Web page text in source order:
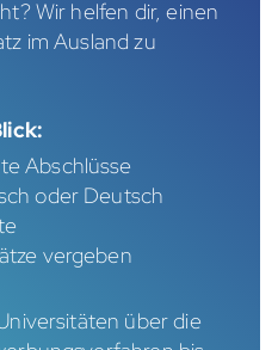
Wir helfen dir, einen
im Ausland zu
Abschlüsse
oder Deutsch
vergeben
über die